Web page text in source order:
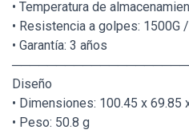
• Temperatura de
• Resistencia a golpes: 1500G
• Garantía: 3 años
Diseño
• Dimensiones: 100.45 x 69.85
• Peso: 50.8 g